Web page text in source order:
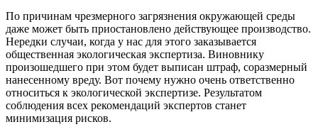
По причинам чрезмерного загрязнения окружающей среды
даже может быть приостановлено действующее производство.
Нередки случаи, когда у нас для этого заказывается
общественная экологическая экспертиза. Виновнику
произошедшего при этом будет выписан штраф, соразмерный
нанесенному вреду. Вот почему нужно очень ответственно
относиться к экологической экспертизе. Результатом
соблюдения всех рекомендаций экспертов станет
минимизация рисков.